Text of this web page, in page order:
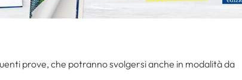
prove, che potranno svolgersi anche in modalità da